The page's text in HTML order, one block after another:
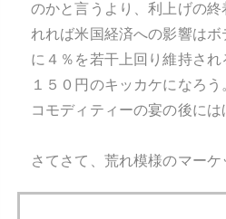
のかと言うより、利上げの
れれば米国経済への影響は
に４％を若干上回り維持さ
１５０円のキッカケになろう
コモディティーの宴の後に
さてさて、荒れ模様のマー